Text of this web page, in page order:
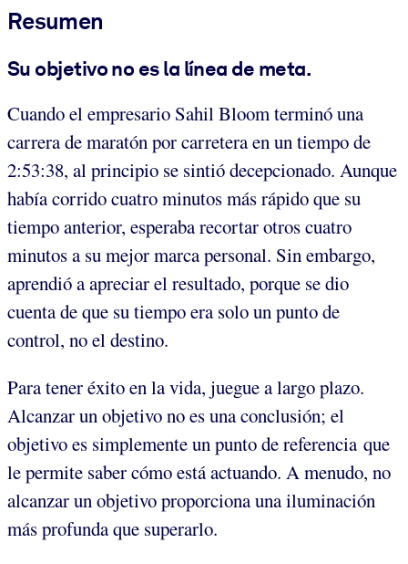
Resumen
Su objetivo no es la línea de meta.
Cuando el empresario Sahil Bloom terminó una
carrera de maratón por carretera en un tiempo de
2:53:38, al principio se sintió decepcionado. Aunque
había corrido cuatro minutos más rápido que su
tiempo anterior, esperaba recortar otros cuatro
minutos a su mejor marca personal. Sin embargo,
aprendió a apreciar el resultado, porque se dio
cuenta de que su tiempo era solo un punto de
control, no el destino.
Para tener éxito en la vida, juegue a largo plazo.
Alcanzar un objetivo no es una conclusión; el
objetivo es simplemente un punto de referencia que
le permite saber cómo está actuando. A menudo, no
alcanzar un objetivo proporciona una iluminación
más profunda que superarlo.